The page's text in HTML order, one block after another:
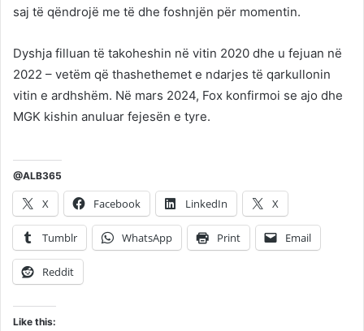
saj të qëndrojë me të dhe foshnjën për momentin.
Dyshja filluan të takoheshin në vitin 2020 dhe u fejuan në
2022 – vetëm që thashethemet e ndarjes të qarkullonin
vitin e ardhshëm. Në mars 2024, Fox konfirmoi se ajo dhe
MGK kishin anuluar fejesën e tyre.
@ALB365
X Facebook LinkedIn X
Tumblr WhatsApp Print Email
Reddit
Like this: